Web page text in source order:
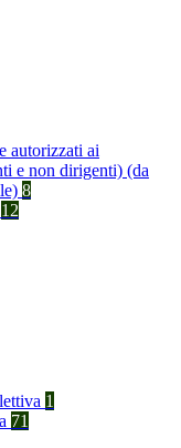
autorizzati ai
e non dirigenti) (da
8
12
1
71